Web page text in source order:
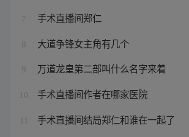
7 手术直播间郑仁
8 大道争锋女主角有几个
9 万道龙皇第二部叫什么名字来着
10 手术直播间作者在哪家医院
手术直播间结局郑仁和谁在一起了